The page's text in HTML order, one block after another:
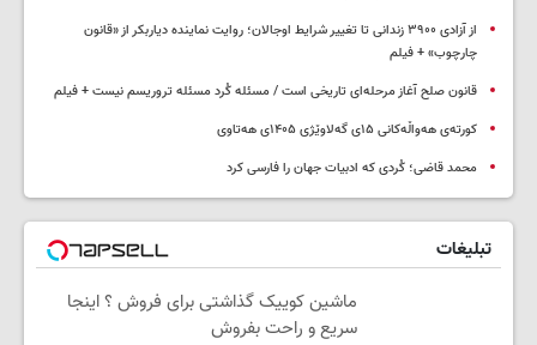
از آزادی ۳۹۰۰ زندانی تا تغییر شرایط اوجالان؛ روایت نماینده دیاربکر از «قانون
چارچوب» + فیلم
قانون صلح آغاز مرحله‌ای تاریخی است / مسئله کُرد مسئله تروریسم نیست + فیلم
کورتەی هەواڵەکانی ۱۵ی گەلاوێژی ۱۴۰۵ی هەتاوی
محمد قاضی؛ کُردی که ادبیات جهان را فارسی کرد
تبلیغات
ماشین کوییک گذاشتی برای فروش ؟ اینجا
سریع و راحت بفروش